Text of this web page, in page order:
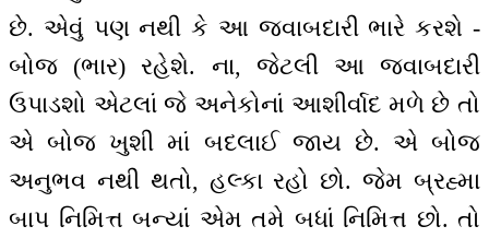
છે. એવું પણ નથી કે આ જવાબદારી ભારે કરશે -
બોજ (ભાર) રહેશે. ના, જેટલી આ જવાબદારી
ઉપાડશો એટલાં જે અનેકોનાં આશીર્વાદ મળે છે તો
એ બોજ ખુશી માં બદલાઈ જાય છે. એ બોજ
અનુભવ નથી થતો, હલ્કા રહો છો. જેમ બ્રહ્મા
બાપ નિમિત્ત બન્યાં એમ તમે બધાં નિમિત્ત છો. તો